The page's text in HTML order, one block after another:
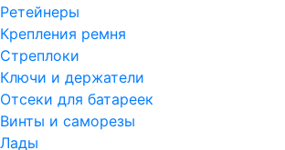
Ретейнеры
Крепления ремня
Стреплоки
Ключи и держатели
Отсеки для батареек
Винты и саморезы
Лады